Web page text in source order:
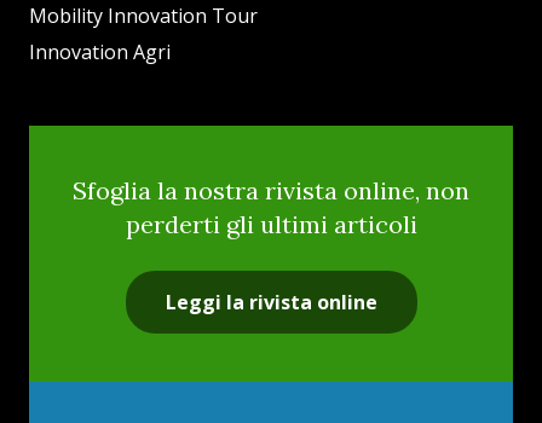
Mobility Innovation Tour
Innovation Agri
Sfoglia la nostra rivista online, non
perderti gli ultimi articoli
Leggi la rivista online